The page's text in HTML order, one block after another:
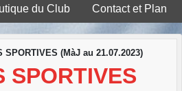
du Club Contact et Plan
SPORTIVES (MàJ au 21.07.2023)
SPORTIVES